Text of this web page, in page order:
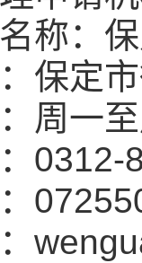
：保
定市
一至